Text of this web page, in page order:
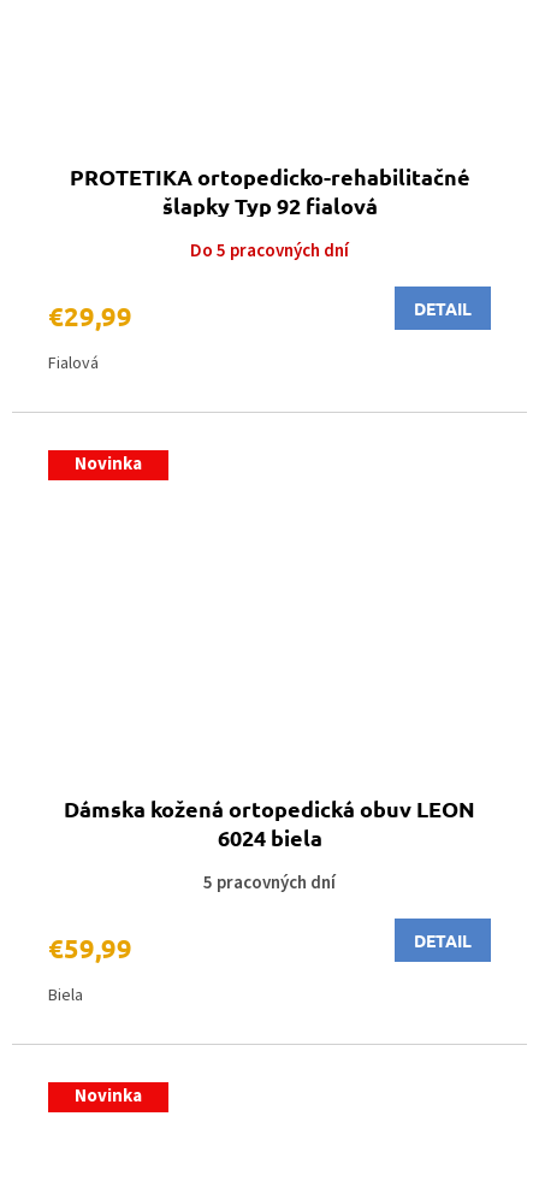
PROTETIKA ortopedicko-rehabilitačné
šlapky Typ 92 fialová
Do 5 pracovných dní
€29,99 DETAIL
Fialová
Novinka
Dámska kožená ortopedická obuv LEON
6024 biela
5 pracovných dní
€59,99 DETAIL
Biela
Novinka